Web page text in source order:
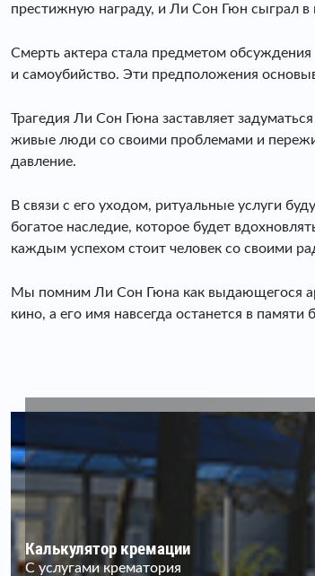
престижную награду, и Ли Сон Гюн сыграл
Смерть актера стала предметом
и самоубийство. Эти предположения
Трагедия Ли Сон Гюна заставляет
живые люди со своими проблемами и
давление.
В связи с его уходом, ритуальные услуги
богатое наследие, которое будет
каждым успехом стоит человек со своими
Мы помним Ли Сон Гюна как выдающегося
кино, а его имя навсегда останется в
Калькулятор кремации
С услугами крематория